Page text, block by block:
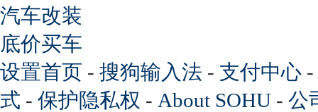
汽车改装
底价买车
设置首页 - 搜狗输入法 - 支付中心 -
式 - 保护隐私权 - About SOHU - 公